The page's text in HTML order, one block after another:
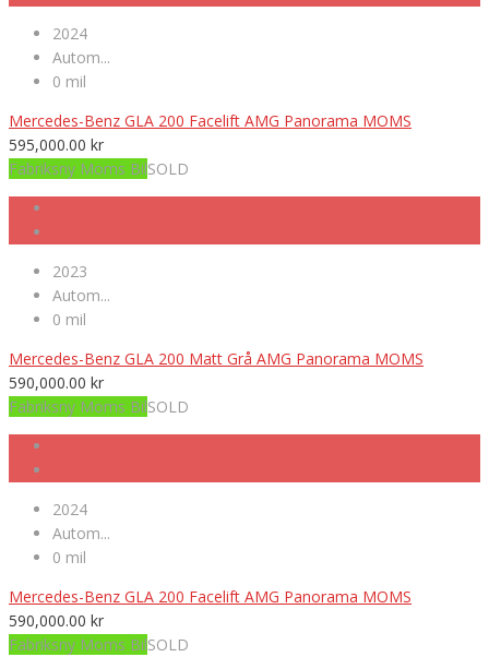
2024
Autom...
0 mil
Mercedes-Benz GLA 200 Facelift AMG Panorama MOMS
595,000.00 kr
Fabriksny Moms BilSOLD
2023
Autom...
0 mil
Mercedes-Benz GLA 200 Matt Grå AMG Panorama MOMS
590,000.00 kr
Fabriksny Moms BilSOLD
2024
Autom...
0 mil
Mercedes-Benz GLA 200 Facelift AMG Panorama MOMS
590,000.00 kr
Fabriksny Moms BilSOLD